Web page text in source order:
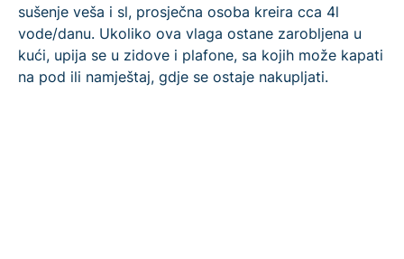
sušenje veša i sl, prosječna osoba kreira cca 4l
vode/danu. Ukoliko ova vlaga ostane zarobljena u
kući, upija se u zidove i plafone, sa kojih može kapati
na pod ili namještaj, gdje se ostaje nakupljati.